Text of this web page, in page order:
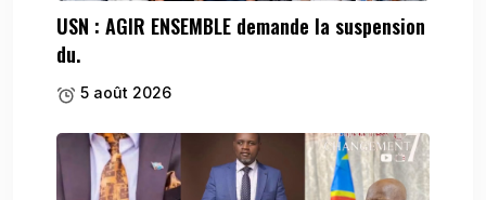
USN : AGIR ENSEMBLE demande la suspension
du.
5 août 2026